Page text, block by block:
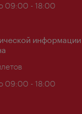
09:00 - 18:00
информации
09:00 - 18:00